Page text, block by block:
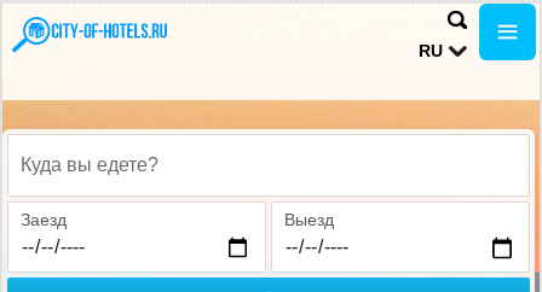
RU
Куда вы едете?
Заезд Выезд